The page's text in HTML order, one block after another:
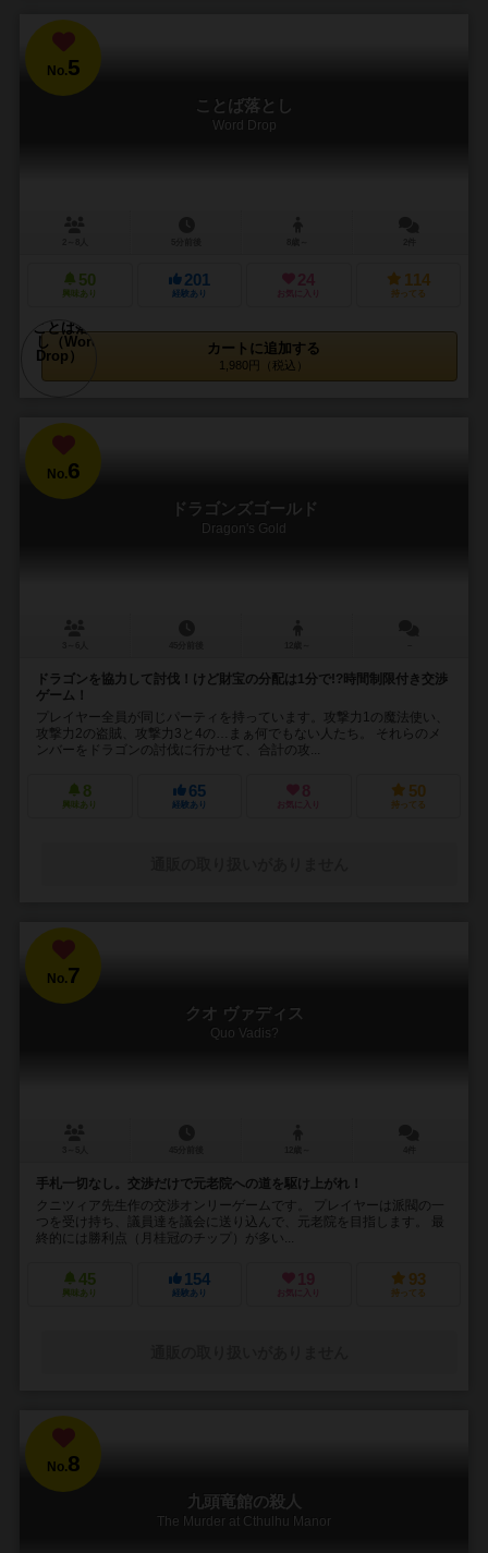
No.5
ことば落とし
Word Drop
50
興味あり
201
経験あり
24
お気に入り
114
持ってる
カートに追加する
1,980円（税込）
No.6
ドラゴンズゴールド
Dragon's Gold
ドラゴンを協力して討伐！けど財宝の分配は1分で!?時間制限付き交渉
ゲーム！
プレイヤー全員が同じパーティを持っています。攻撃力1の魔法使い、
攻撃力2の盗賊、攻撃力3と4の…まぁ何でもない人たち。 それらのメ
ンバーをドラゴンの討伐に行かせて、合計の攻...
8
興味あり
65
経験あり
8
お気に入り
50
持ってる
No.7
クオ ヴァディス
Quo Vadis?
手札一切なし。交渉だけで元老院への道を駆け上がれ！
クニツィア先生作の交渉オンリーゲームです。 プレイヤーは派閥の一
つを受け持ち、議員達を議会に送り込んで、元老院を目指します。 最
終的には勝利点（月桂冠のチップ）が多い...
45
興味あり
154
経験あり
19
お気に入り
93
持ってる
No.8
九頭竜館の殺人
The Murder at Cthulhu Manor